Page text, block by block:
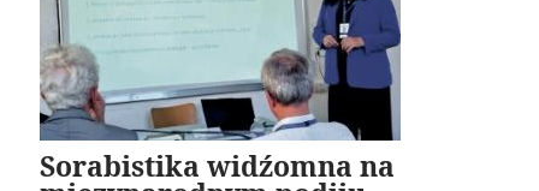
Sorabistika widźomna na